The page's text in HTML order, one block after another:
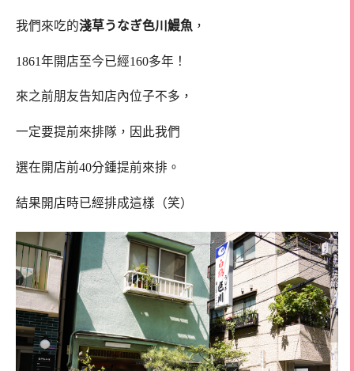
我們來吃的淺草うなぎ色川鰻魚 ，
1861年開店至今已經160多年！
來之前朋友告知店內位子不多，
一定要提前來排隊，因此我們
選在開店前40分鍾提前來排。
結果開店時已經排成這樣（笑）